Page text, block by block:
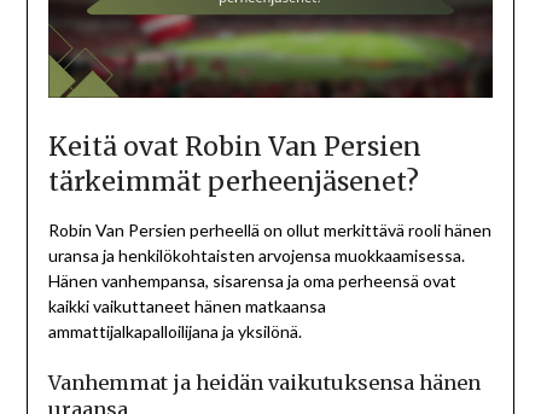
Keitä ovat Robin Van Persien
tärkeimmät perheenjäsenet?
Robin Van Persien perheellä on ollut merkittävä rooli hänen
uransa ja henkilökohtaisten arvojensa muokkaamisessa.
Hänen vanhempansa, sisarensa ja oma perheensä ovat
kaikki vaikuttaneet hänen matkaansa
ammattijalkapalloilijana ja yksilönä.
Vanhemmat ja heidän vaikutuksensa hänen